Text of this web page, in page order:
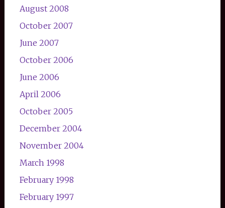
August 2008
October 2007
June 2007
October 2006
June 2006
April 2006
October 2005
December 2004
November 2004
March 1998
February 1998
February 1997